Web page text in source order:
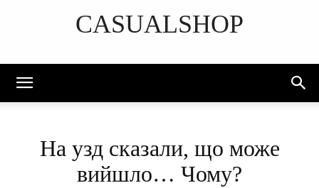
CASUALSHOP
На узд сказали, що може
вийшло… Чому?